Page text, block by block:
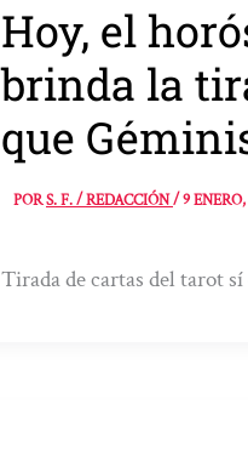
Hoy, el
brinda la
que
PORS. F. / REDACCIÓN/9
Tirada de cartas del tarot